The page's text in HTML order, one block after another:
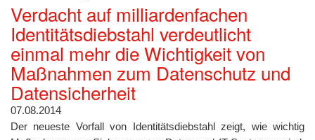
Verdacht auf milliardenfachen
Identitätsdiebstahl verdeutlicht
einmal mehr die Wichtigkeit von
Maßnahmen zum Datenschutz und
Datensicherheit
07.08.2014
Der neueste Vorfall von Identitätsdiebstahl zeigt, wie wichtig